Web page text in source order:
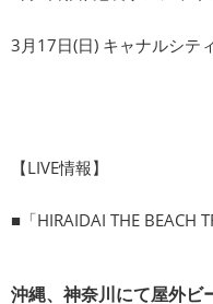
3月17日(日) キャナルシテ
【LIVE情報】
■「HIRAIDAI THE BEACH
沖縄、神奈川にて屋外ビ